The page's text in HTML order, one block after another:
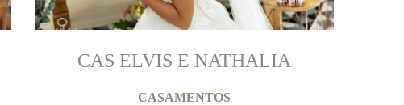
CAS ELVIS E NATHALIA
CASAMENTOS